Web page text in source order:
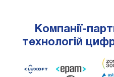
Компанії-
технологій